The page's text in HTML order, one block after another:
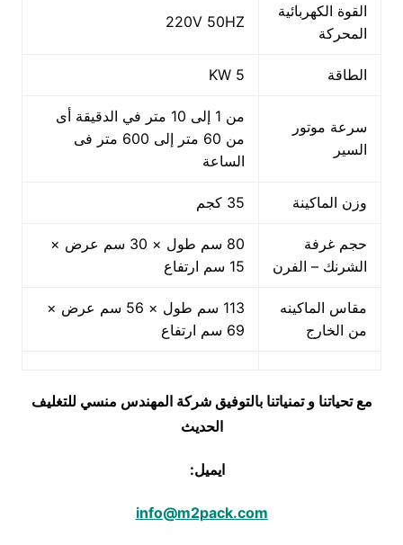
القوة الكهربائية
المحركة
220V 50HZ
الطاقة 5 KW
سرعة موتور
السير
من 1 إلى 10 متر في الدقيقة أى
من 60 متر إلى 600 متر فى
الساعة
وزن الماكينة 35 كجم
حجم غرفة
الشرنك – الفرن
80 سم طول × 30 سم عرض ×
15 سم ارتفاع
مقاس الماكينه
من الخارج
113 سم طول × 56 سم عرض ×
69 سم ارتفاع
مع تحياتنا و تمنياتنا بالتوفيق شركة المهندس منسي للتغليف
الحديث
ايميل:
info@m2pack.com